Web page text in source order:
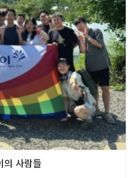
사람들